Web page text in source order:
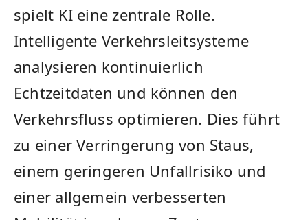
spielt KI eine zentrale ⁣Rolle.
Intelligente Verkehrsleitsysteme
analysieren kontinuierlich
Echtzeitdaten und können den
Verkehrsfluss optimieren.⁢ Dies führt
zu⁤ einer Verringerung von Staus,
⁣einem geringeren Unfallrisiko und​
einer allgemein verbesserten ​